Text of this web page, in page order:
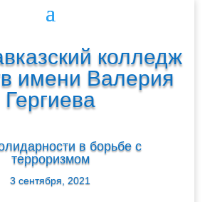
колледж
имени Валерия
Гергиева
в борьбе с
терроризмом
3 сентября, 2021